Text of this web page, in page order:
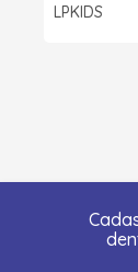
LPKIDS